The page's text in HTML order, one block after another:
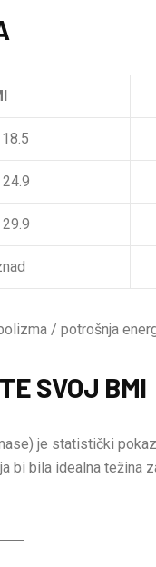
/ potrošnja
SVOJ BMI
je statistički
bi bila idealna težina